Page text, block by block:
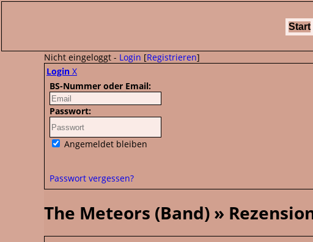
Start
Nicht eingeloggt - Login [Registrieren]
Login X
BS-Nummer oder Email:
Passwort:
Angemeldet bleiben
Passwort vergessen?
The Meteors (Band) »